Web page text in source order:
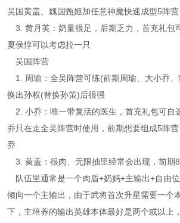
吴国黄盖、魏国甄姬加任意神魔快速成型5阵营
3. 黄月英：奶量很足，后期乏力，首充礼包
夏侯惇可以考虑拉一只
吴国阵营
1. 周瑜：全吴阵营可练(前期周瑜、大小乔
换出孙权(替换孙策)后很强
2. 小乔：唯一带复活的医生，首充礼包可自
乔只在走全吴阵营时使用，前期想要组成5阵
乔
3. 黄盖：很肉、无限抽里经常会出现，前期
队伍里通常是一个肉盾+奶妈+主输出+自由
倾向一个主输出，由于武将首次升星需要一个
下，主培养的输出英雄本体最好是两个或以上